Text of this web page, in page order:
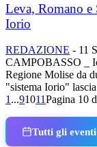
Leva, Romano e
Iorio
REDAZIONE - 11
CAMPOBASSO _
Regione Molise da
"sistema Iorio"
1 ...91011Pagina 10
Tutti gli eventi